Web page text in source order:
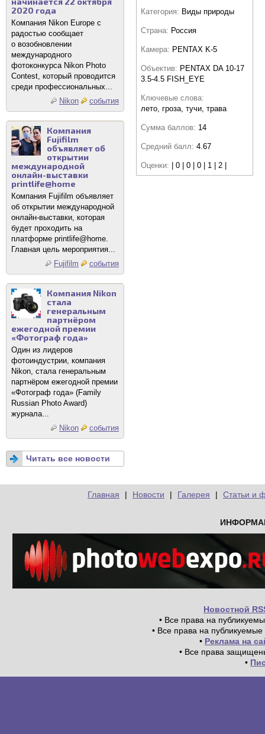
2020 года
Компания Nikon Europe с
радостью сообщает
о возобновлении
международного
фотоконкурса Nikon Photo
Contest, который проводится
среди профессиональных...
Nikon
события
Компания
Fujifilm
объявляет об
открытии
международной
онлайн-выставки
printlife@home
Компания Fujifilm объявляет
об открытии международной
онлайн-выставки, которая
будет проходить на
платформе printlife@home.
Главная цель мероприятия...
Fujifilm
события
Компания Nikon
стала
генеральным
партнёром
ежегодной премии
«Фотограф года»
Один из лидеров
фотоиндустрии, компания
Nikon, стала генеральным
партнёром ежегодной премии
«Фотограф года» (Family
Russian Photo Award)
журнала...
Nikon
события
Читать все новости
Категория: Виды природы
Страна: Россия
Камера: PENTAX K-5
Объектив: PENTAX DA 10-17
3.5-4.5 FISH_EYE
Ключевые слова:
лето, гроза, тучи, трава
Сумма баллов: 14
Средний балл: 4.67
Оценки: | 0 | 0 | 0 | 1 | 2 |
Главная | Новости | Галерея | Статьи и
Новостной
• Все права на
• Все права на
• Реклама на
• Все права
•